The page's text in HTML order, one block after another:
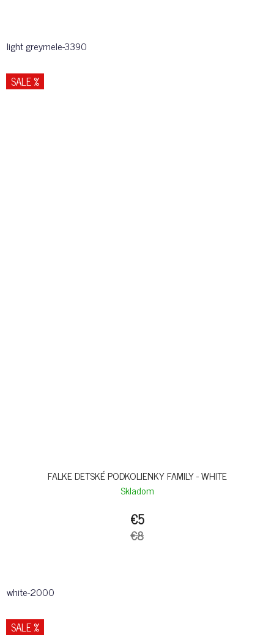
light greymele-3390
SALE %
FALKE DETSKÉ PODKOLIENKY FAMILY - WHITE
Skladom
€5
€8
white-2000
SALE %